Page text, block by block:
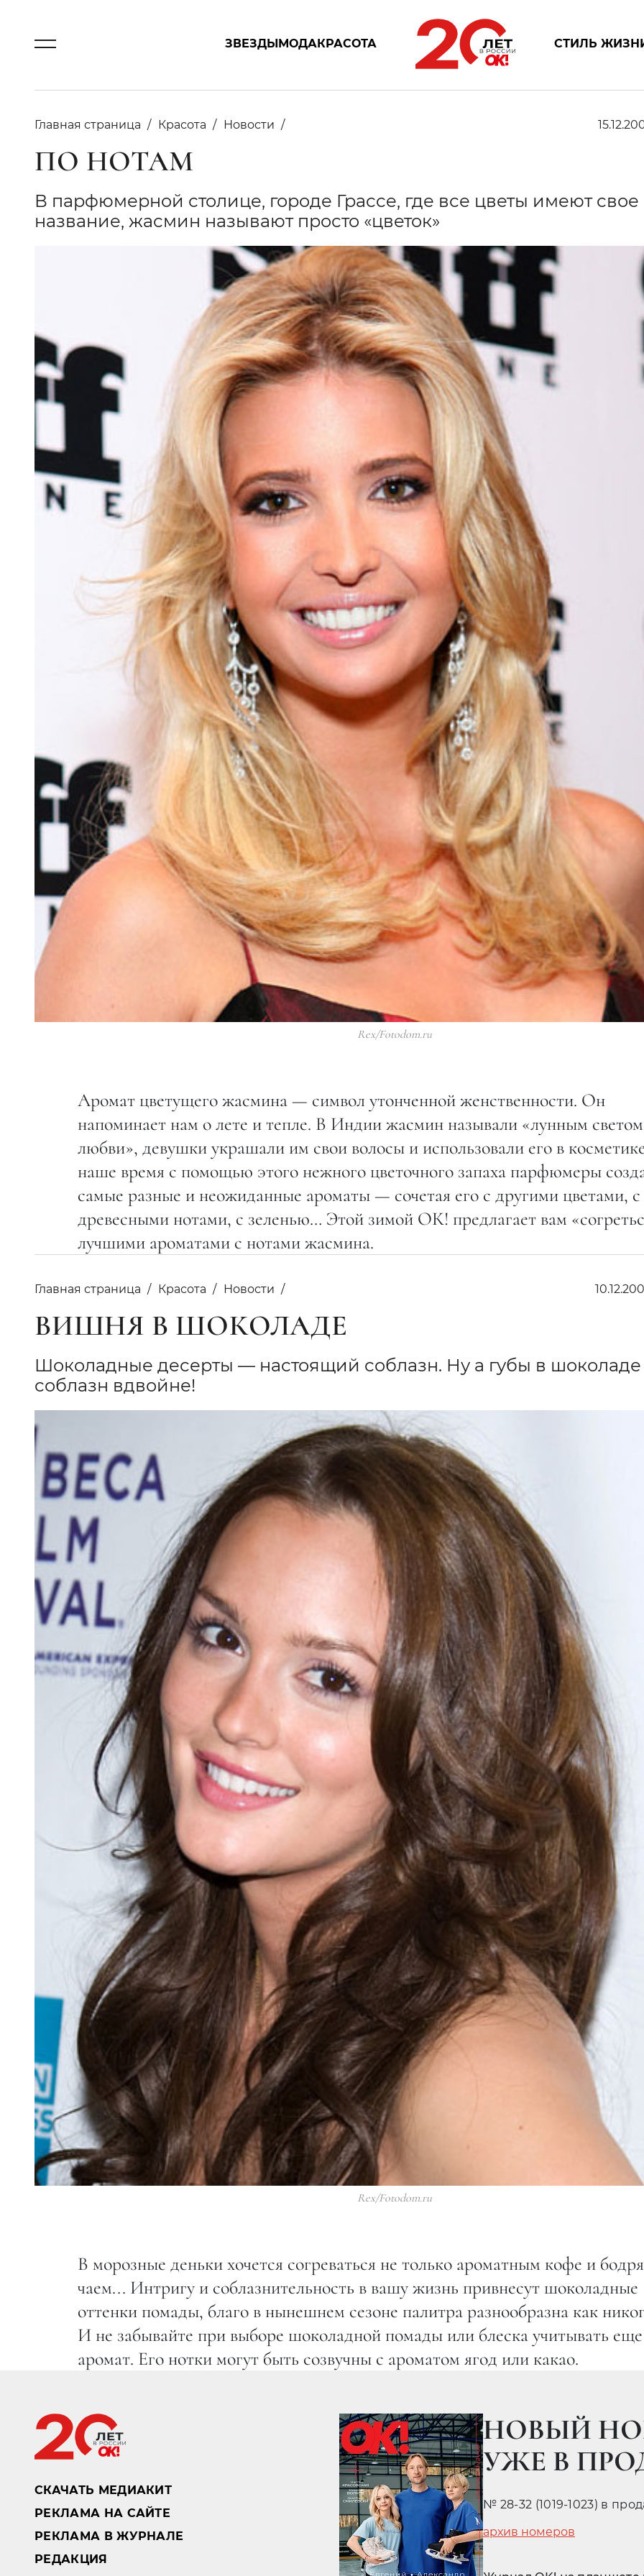
ЗВЕЗДЫМОДАКРАСОТА СТИЛЬ
Главная страница Красота Новости
ПО НОТАМ
В парфюмерной столице, городе Грассе, где все цветы имеют свое
название, жасмин называют просто «цветок»
Rex/Fotodom.ru
Аромат цветущего жасмина — символ утонченной женственности. Он
напоминает нам о лете и тепле. В Индии жасмин называли «лунным светом
любви», девушки украшали им свои волосы и использовали его в
наше время с помощью этого нежного цветочного запаха парфюмеры
самые разные и неожиданные ароматы — сочетая его с другими цветами, с
древесными нотами, с зеленью… Этой зимой ОК! предлагает вам
лучшими ароматами с нотами жасмина.
Главная страница Красота Новости
ВИШНЯ В ШОКОЛАДЕ
Шоколадные десерты — настоящий соблазн. Ну а губы в
соблазн вдвойне!
Rex/Fotodom.ru
В морозные деньки хочется согреваться не только ароматным кофе и
чаем... Интригу и соблазнительность в вашу жизнь привнесут шоколадные
оттенки помады, благо в нынешнем сезоне палитра разнообразна как
И не забывайте при выборе шоколадной помады или блеска учитывать
аромат. Его нотки могут быть созвучны с ароматом ягод или какао.
СКАЧАТЬ МЕДИАКИТ
РЕКЛАМА НА САЙТЕ
РЕКЛАМА В ЖУРНАЛЕ
РЕДАКЦИЯ
НОВЫЙ
УЖЕ В
№ 28-32 (1019-1023) в
архив номеров